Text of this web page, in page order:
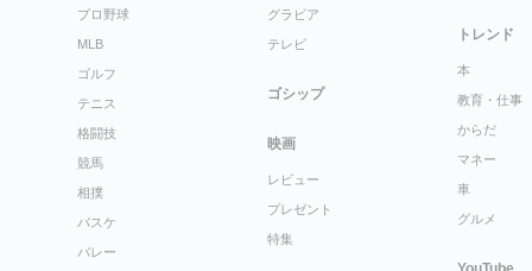
プロ野球
MLB
ゴルフ
テニス
格闘技
競馬
相撲
バスケ
バレー
グラビア
テレビ
ゴシップ
映画
レビュー
プレゼント
特集
トレンド
本
教育・仕事
からだ
マネー
車
グルメ